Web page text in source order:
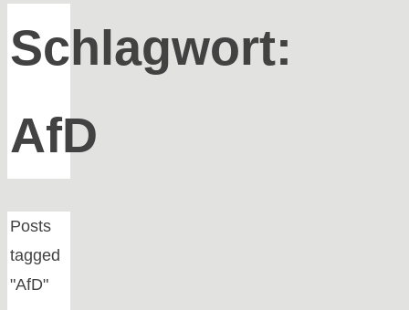
Schlagwort:
AfD
Home
Posts
tagged
"AfD"